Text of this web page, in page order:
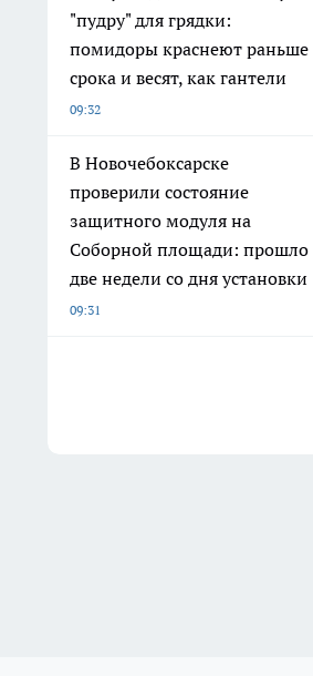
"пудру" для грядки:
помидоры краснеют раньше
срока и весят, как гантели
09:32
В Новочебоксарске
проверили состояние
защитного модуля на
Соборной площади: прошло
две недели со дня установки
09:31